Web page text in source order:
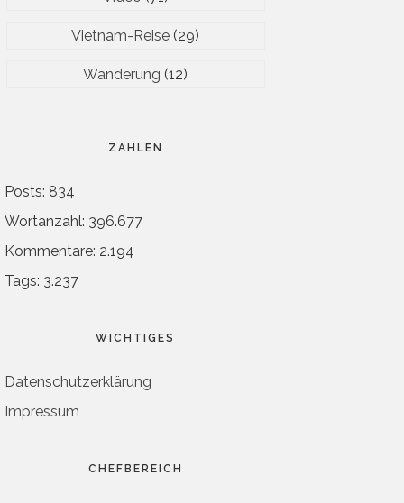
Vietnam-Reise (29)
Wanderung (12)
ZAHLEN
Posts: 834
Wortanzahl: 396.677
Kommentare: 2.194
Tags: 3.237
WICHTIGES
Datenschutzerklärung
Impressum
CHEFBEREICH